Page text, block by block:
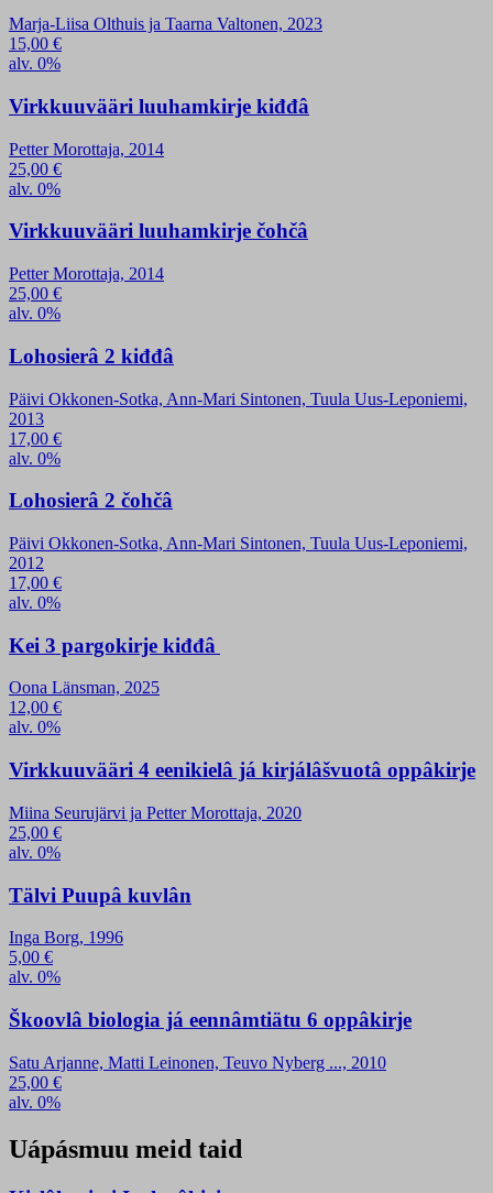
Marja-Liisa Olthuis ja Taarna Valtonen, 2023
15,00 €
alv. 0%
Virkkuuvääri luuhamkirje kiđđâ
Petter Morottaja, 2014
25,00 €
alv. 0%
Virkkuuvääri luuhamkirje čohčâ
Petter Morottaja, 2014
25,00 €
alv. 0%
Lohosierâ 2 kiđđâ
Päivi Okkonen-Sotka, Ann-Mari Sintonen, Tuula Uus-Leponiemi,
2013
17,00 €
alv. 0%
Lohosierâ 2 čohčâ
Päivi Okkonen-Sotka, Ann-Mari Sintonen, Tuula Uus-Leponiemi,
2012
17,00 €
alv. 0%
Kei 3 pargokirje kiđđâ
Oona Länsman, 2025
12,00 €
alv. 0%
Virkkuuvääri 4 eenikielâ já kirjálâšvuotâ oppâkirje
Miina Seurujärvi ja Petter Morottaja, 2020
25,00 €
alv. 0%
Tälvi Puupâ kuvlân
Inga Borg, 1996
5,00 €
alv. 0%
Škoovlâ biologia já eennâmtiätu 6 oppâkirje
Satu Arjanne, Matti Leinonen, Teuvo Nyberg ..., 2010
25,00 €
alv. 0%
Uápásmuu meid taid